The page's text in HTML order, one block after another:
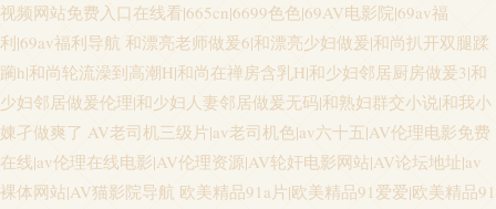
视频网站免费入口在线看|665cn|6699色色|69AV电影院|69av福
利|69av福利导航 和漂亮老师做爰6|和漂亮少妇做爰|和尚扒开双腿蹂
躏h|和尚轮流澡到高潮H|和尚在禅房含乳H|和少妇邻居厨房做爰3|和
少妇邻居做爰伦理|和少妇人妻邻居做爰无码|和熟妇群交小说|和我小
娻孑做爽了 AV老司机三级片|av老司机色|av六十五|AV伦理电影免费
在线|av伦理在线电影|AV伦理资源|AV轮奸电影网站|AV论坛地址|av
裸体网站|AV猫影院导航 欧美精品91a片|欧美精品91爱爱|欧美精品91